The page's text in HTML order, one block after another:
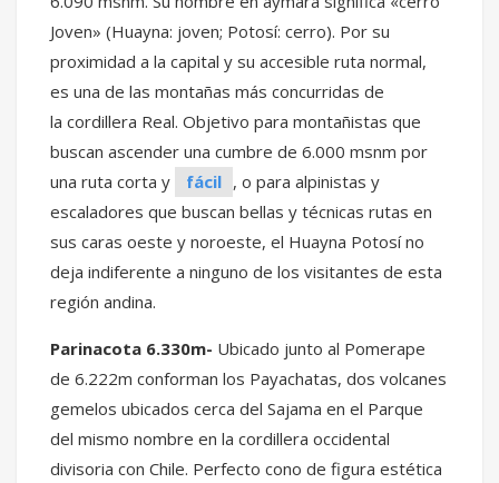
Joven» (Huayna: joven; Potosí: cerro). Por su
proximidad a la capital y su accesible ruta normal,
es una de las montañas más concurridas de
la cordillera Real. Objetivo para montañistas que
buscan ascender una cumbre de 6.000 msnm por
una ruta corta y
fácil , o para alpinistas y
escaladores que buscan bellas y técnicas rutas en
sus caras oeste y noroeste, el Huayna Potosí no
deja indiferente a ninguno de los visitantes de esta
región andina.
Parinacota 6.330m- Ubicado junto al Pomerape
de 6.222m conforman los Payachatas, dos volcanes
gemelos ubicados cerca del Sajama en el Parque
del mismo nombre en la cordillera occidental
divisoria con Chile. Perfecto cono de figura estética